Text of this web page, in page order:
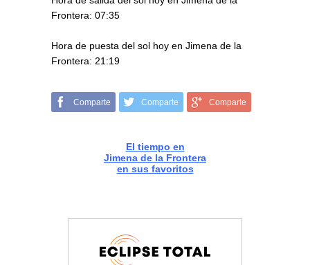
Frontera: 07:35
Hora de puesta del sol hoy en Jimena de la
Frontera: 21:19
Comparte Comparte Comparte
El tiempo en
Jimena de la Frontera
en sus favoritos